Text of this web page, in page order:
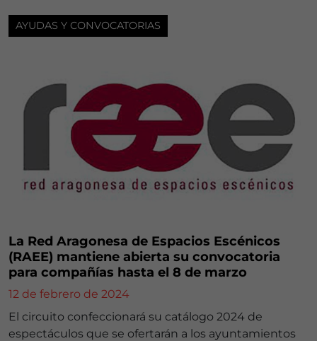
AYUDAS Y CONVOCATORIAS
La Red Aragonesa de Espacios Escénicos
(RAEE) mantiene abierta su convocatoria
para compañías hasta el 8 de marzo
12 de febrero de 2024
El circuito confeccionará su catálogo 2024 de
espectáculos que se ofertarán a los ayuntamientos